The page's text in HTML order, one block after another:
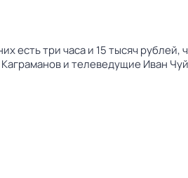
есть три часа и 15 тысяч
и телеведущие Иван